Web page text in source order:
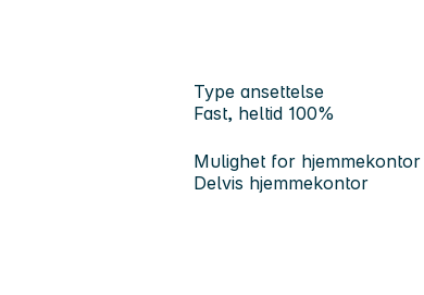
Type ansettelse
Fast, heltid 100%
Mulighet for hjemmekontor
Delvis hjemmekontor